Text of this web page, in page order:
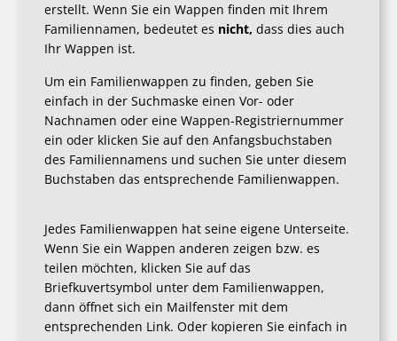
erstellt. Wenn Sie ein Wappen finden mit Ihrem
Familiennamen, bedeutet es nicht, dass dies auch
Ihr Wappen ist.
Um ein Familienwappen zu finden, geben Sie
einfach in der Suchmaske einen Vor- oder
Nachnamen oder eine Wappen-Registriernummer
ein oder klicken Sie auf den Anfangsbuchstaben
des Familiennamens und suchen Sie unter diesem
Buchstaben das entsprechende Familienwappen.
Jedes Familienwappen hat seine eigene Unterseite.
Wenn Sie ein Wappen anderen zeigen bzw. es
teilen möchten, klicken Sie auf das
Briefkuvertsymbol unter dem Familienwappen,
dann öffnet sich ein Mailfenster mit dem
entsprechenden Link. Oder kopieren Sie einfach in